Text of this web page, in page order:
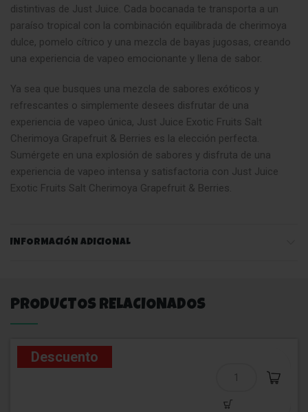
distintivas de Just Juice. Cada bocanada te transporta a un
paraíso tropical con la combinación equilibrada de cherimoya
dulce, pomelo cítrico y una mezcla de bayas jugosas, creando
una experiencia de vapeo emocionante y llena de sabor.
Ya sea que busques una mezcla de sabores exóticos y
refrescantes o simplemente desees disfrutar de una
experiencia de vapeo única, Just Juice Exotic Fruits Salt
Cherimoya Grapefruit & Berries es la elección perfecta.
Sumérgete en una explosión de sabores y disfruta de una
experiencia de vapeo intensa y satisfactoria con Just Juice
Exotic Fruits Salt Cherimoya Grapefruit & Berries.
INFORMACIÓN ADICIONAL
PRODUCTOS RELACIONADOS
Descuento